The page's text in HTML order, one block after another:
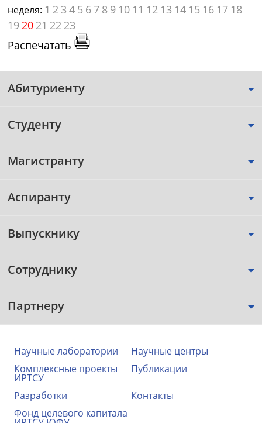
неделя: 1 2 3 4 5 6 7 8 9 10 11 12 13 14 15 16 17 18
1920 21 22 23
Распечатать
Абитуриенту
Студенту
Магистранту
Аспиранту
Выпускнику
Сотруднику
Партнеру
Научные лаборатории
Научные центры
Комплексные проекты
ИРТСУ
Публикации
Разработки
Контакты
Фонд целевого капитала